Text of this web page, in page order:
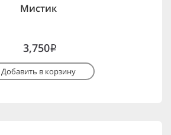
Мистик
3,750i
Добавить в корзину